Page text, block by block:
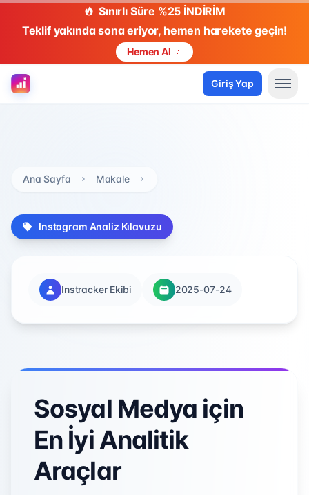
Sınırlı Süre %25 İNDİRİM
Teklif yakında sona eriyor, hemen harekete geçin!
Hemen Al
Giriş Yap
Ana Sayfa Makale
Instagram Analiz Kılavuzu
Instracker Ekibi 2025-07-24
Sosyal Medya için
En İyi Analitik
Araçlar